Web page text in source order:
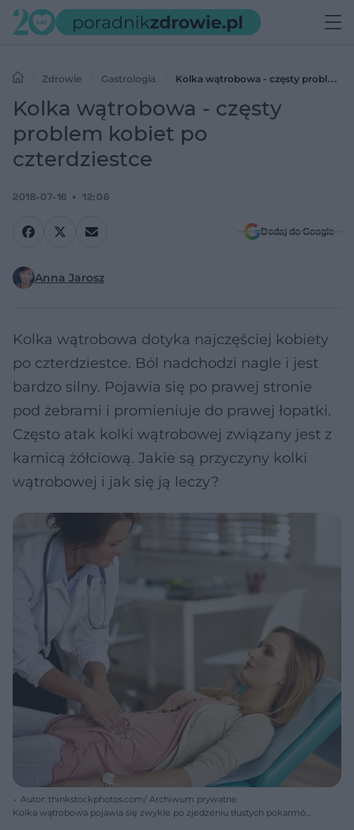
Zdrowie Gastrologia
Kolka wątrobowa - częsty problem
kobiet po czterdziestce
Kolka wątrobowa - częsty
problem kobiet po
czterdziestce
2018-07-16 12:06
Dodaj do Google
Anna Jarosz
Kolka wątrobowa dotyka najczęściej kobiety
po czterdziestce. Ból nadchodzi nagle i jest
bardzo silny. Pojawia się po prawej stronie
pod żebrami i promieniuje do prawej łopatki.
Często atak kolki wątrobowej związany jest z
kamicą żółciową. Jakie są przyczyny kolki
wątrobowej i jak się ją leczy?
Autor: thinkstockphotos.com/ Archiwum prywatne
Kolka wątrobowa pojawia się zwykle po zjedzeniu tłustych pokarmów